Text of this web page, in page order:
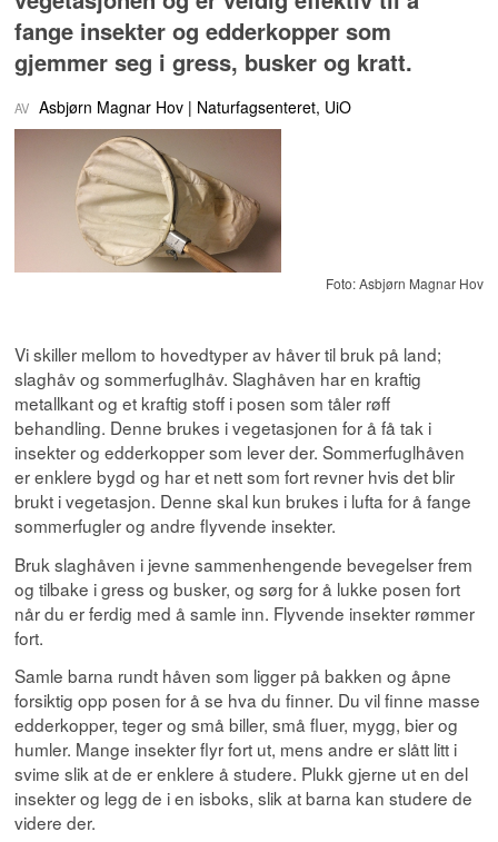
fange insekter og edderkopper som
gjemmer seg i gress, busker og kratt.
Asbjørn Magnar Hov Naturfagsenteret, UiO
Foto: Asbjørn Magnar Hov
Vi skiller mellom to hovedtyper av håver til bruk på land;
slaghåv og sommerfuglhåv. Slaghåven har en kraftig
metallkant og et kraftig stoff i posen som tåler røff
behandling. Denne brukes i vegetasjonen for å få tak i
insekter og edderkopper som lever der. Sommerfuglhåven
er enklere bygd og har et nett som fort revner hvis det blir
brukt i vegetasjon. Denne skal kun brukes i lufta for å fange
sommerfugler og andre flyvende insekter.
Bruk slaghåven i jevne sammenhengende bevegelser frem
og tilbake i gress og busker, og sørg for å lukke posen fort
når du er ferdig med å samle inn. Flyvende insekter rømmer
fort.
Samle barna rundt håven som ligger på bakken og åpne
forsiktig opp posen for å se hva du finner. Du vil finne masse
edderkopper, teger og små biller, små fluer, mygg, bier og
humler. Mange insekter flyr fort ut, mens andre er slått litt i
svime slik at de er enklere å studere. Plukk gjerne ut en del
insekter og legg de i en isboks, slik at barna kan studere de
videre der.